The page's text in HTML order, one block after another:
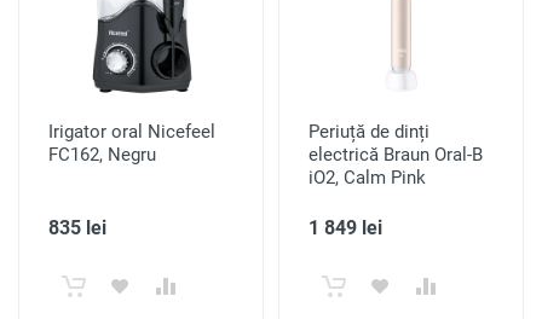
Irigator oral Nicefeel
FC162, Negru
835 lei
Periuță de dinți
electrică Braun Oral-B
iO2, Calm Pink
1 849 lei